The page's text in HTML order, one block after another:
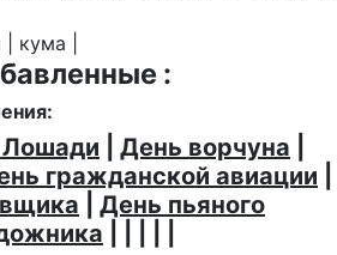
кума |
:
День ворчуна
гражданской авиации
День пьяного